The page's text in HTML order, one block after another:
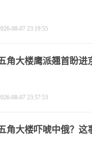
08-07 23:19:55
角大楼鹰派翘首盼进
08-07 23:57:53
角大楼吓唬中俄？这